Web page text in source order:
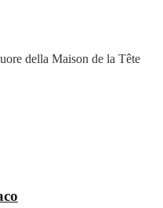
della Maison de la Tête